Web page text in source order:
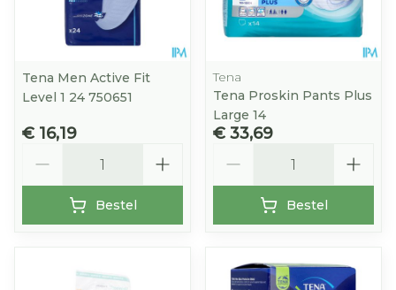
Tena Men Active Fit
Level 1 24 750651
€ 16,19
Bestel
Tena
Tena Proskin Pants Plus
Large 14
€ 33,69
Bestel